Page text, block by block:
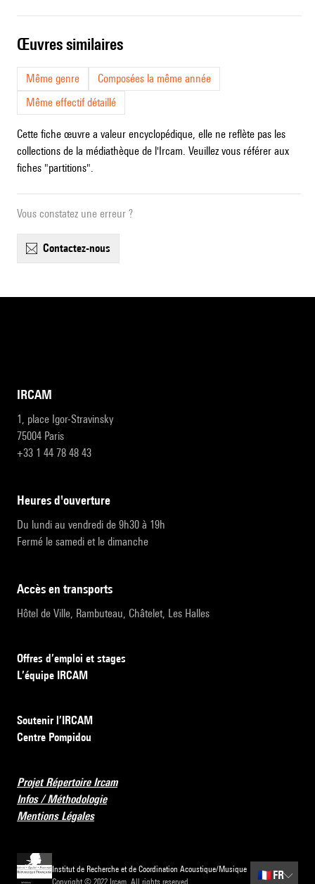
œuvres similaires
Même genre
Composées la même année
Même effectif détaillé
Cette fiche œuvre a valeur encyclopédique, elle ne reflète pas les
collections de la médiathèque de l'Ircam. Veuillez vous référer aux
fiches "partitions".
Vous constatez une erreur ?
contactez-nous
IRCAM
1, place Igor-Stravinsky
75004 Paris
+33 1 44 78 48 43
heures d'ouverture
Du lundi au vendredi de 9h30 à 19h
Fermé le samedi et le dimanche
accès en transports
Hôtel de Ville, Rambuteau, Châtelet, Les Halles
Offres d’emploi et stages
L’équipe IRCAM
Soutenir l’IRCAM
Centre Pompidou
Projet Répertoire Ircam
Infos / Méthodologie
Mentions Légales
Institut de Recherche et de Coordination Acoustique/Musique
Copyright © 2022 Ircam. All rights reserved.
🇫🇷 FR